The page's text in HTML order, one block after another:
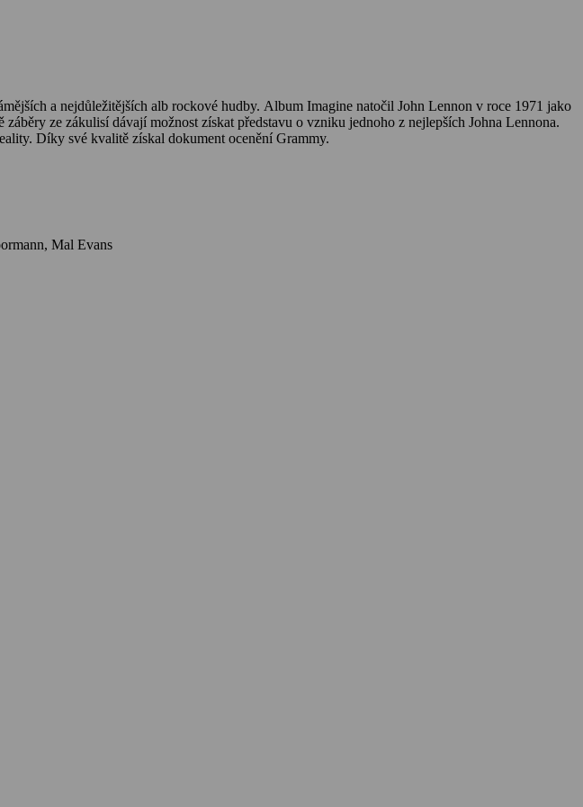
a nejdůležitějších alb rockové hudby. Album Imagine natočil John Lennon v roce 1971 jako
ze zákulisí dávají možnost získat představu o vzniku jednoho z nejlepších Johna Lennona.
Díky své kvalitě získal dokument ocenění Grammy.
Herci: John Lennon, Yoko Ono, George Harrison, Jack Nicholson, Julian Lennon, Nicky Hopkins, Klaus Voormann, Mal Evans